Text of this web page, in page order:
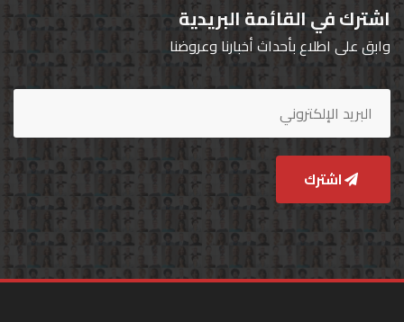
اشترك في القائمة البريدية
وابق على اطلاع بأحداث أخبارنا وعروضنا
اشترك